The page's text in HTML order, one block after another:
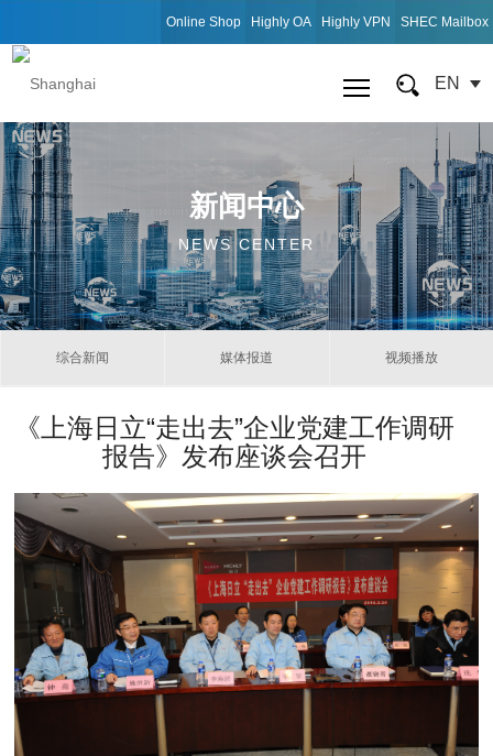
Online Shop Highly OA Highly VPN SHEC Mailbox
EN
新闻中心
NEWS CENTER
综合新闻 媒体报道 视频播放
《上海日立“走出去”企业党建工作调研
报告》发布座谈会召开